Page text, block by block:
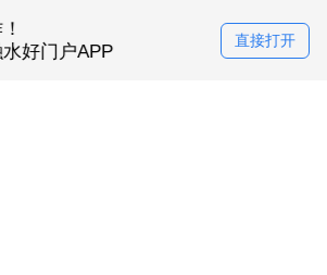
好门户APP
买房卖房！
就上融水好门
直接打开